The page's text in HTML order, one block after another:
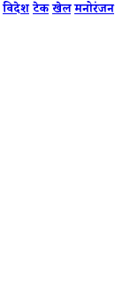
विदेशटेकखेलमनोरंजन